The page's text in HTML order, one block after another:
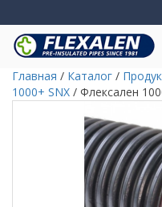
Главная / Каталог /
1000+ SNX / Флексален